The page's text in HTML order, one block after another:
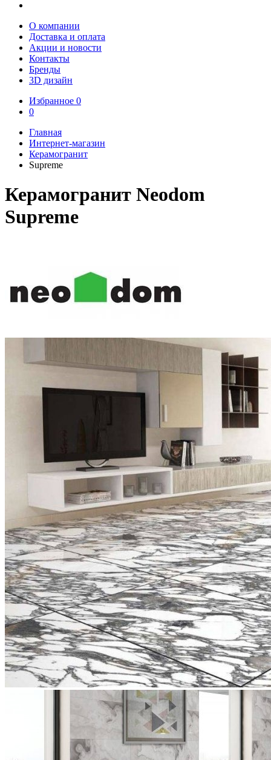
О компании
Доставка и оплата
Акции и новости
Контакты
Бренды
3D дизайн
Избранное 0
0
Главная
Интернет-магазин
Керамогранит
Supreme
Керамогранит Neodom
Supreme